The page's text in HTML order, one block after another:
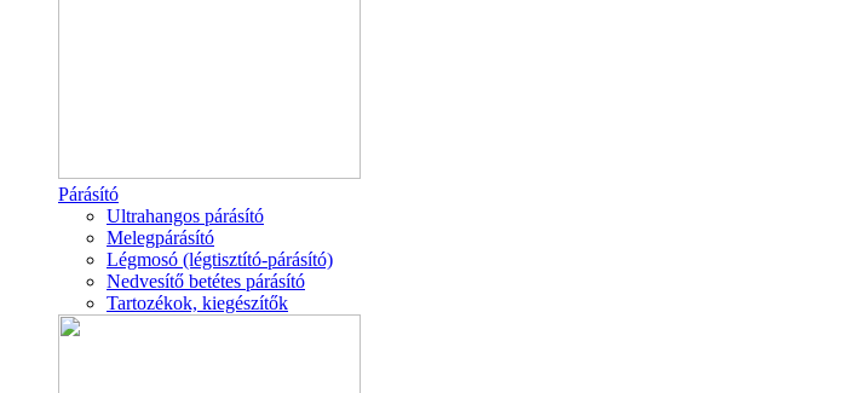
Párásító
Ultrahangos párásító
Melegpárásító
Légmosó (légtisztító-párásító)
Nedvesítő betétes párásító
Tartozékok, kiegészítők